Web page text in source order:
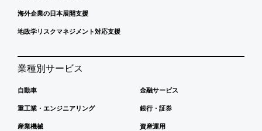
海外企業の日本展開支援
地政学リスクマネジメント対応支援
業種別サービス
自動車
重工業・エンジニアリング
産業機械
金融サービス
銀行・証券
資産運用